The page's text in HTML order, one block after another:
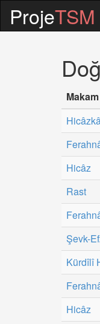
ProjeTSM
Makam
Hicâz
Rast
Şevk-
Kürdîlî
Hicâz